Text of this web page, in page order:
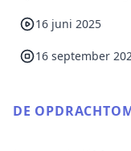
16 juni 2025
16 september
DE